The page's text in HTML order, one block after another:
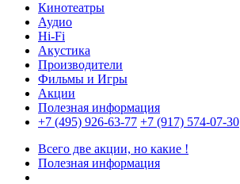
Кинотеатры
Аудио
Hi-Fi
Акустика
Производители
Фильмы и Игры
Акции
Полезная информация
+7 (495) 926-63-77 +7 (917) 574-07-30
Всего две акции, но какие !
Полезная информация